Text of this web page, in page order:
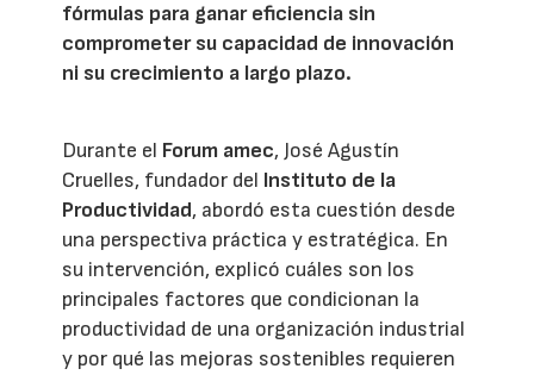
fórmulas para ganar eficiencia sin
comprometer su capacidad de innovación
ni su crecimiento a largo plazo.
Durante el Forum amec, José Agustín
Cruelles, fundador del Instituto de la
Productividad, abordó esta cuestión desde
una perspectiva práctica y estratégica. En
su intervención, explicó cuáles son los
principales factores que condicionan la
productividad de una organización industrial
y por qué las mejoras sostenibles requieren